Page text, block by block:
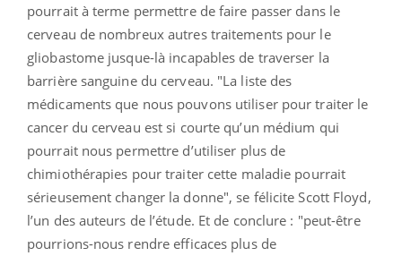
pourrait à terme permettre de faire passer dans le
cerveau de nombreux autres traitements pour le
gliobastome jusque-là incapables de traverser la
barrière sanguine du cerveau. "La liste des
médicaments que nous pouvons utiliser pour traiter le
cancer du cerveau est si courte qu’un médium qui
pourrait nous permettre d’utiliser plus de
chimiothérapies pour traiter cette maladie pourrait
sérieusement changer la donne", se félicite Scott Floyd,
l’un des auteurs de l’étude. Et de conclure : "peut-être
pourrions-nous rendre efficaces plus de